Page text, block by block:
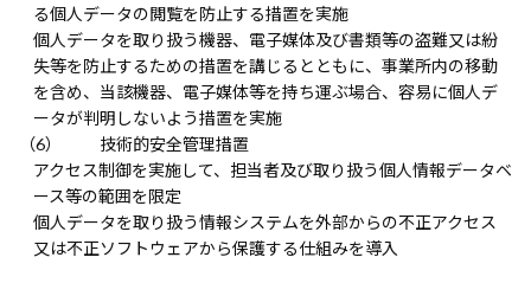
る個人データの閲覧を防止する措置を実施
個人データを取り扱う機器、電子媒体及び書類等の盗難又は紛
失等を防止するための措置を講じるとともに、事業所内の移動
を含め、当該機器、電子媒体等を持ち運ぶ場合、容易に個人デ
ータが判明しないよう措置を実施
技術的安全管理措置
アクセス制御を実施して、担当者及び取り扱う個人情報データベ
ース等の範囲を限定
個人データを取り扱う情報システムを外部からの不正アクセス
又は不正ソフトウェアから保護する仕組みを導入